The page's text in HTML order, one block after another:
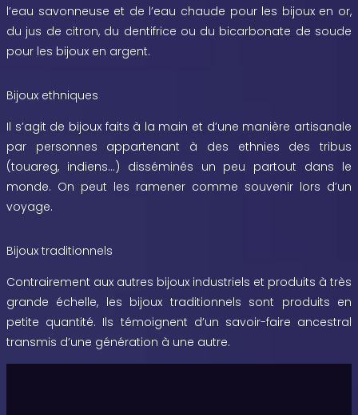
l’eau savonneuse et de l’eau chaude pour les bijoux en or,
du jus de citron, du dentifrice ou du bicarbonate de soude
pour les bijoux en argent.
Bijoux ethniques
Il s’agit de bijoux faits à la main et d’une manière artisanale
par personnes appartenant à des ethnies des tribus
(touareg, indiens…) disséminés un peu partout dans le
monde. On peut les ramener comme souvenir lors d’un
voyage.
Bijoux traditionnels
Contrairement aux autres bijoux industriels et produits à très
grande échelle, les bijoux traditionnels sont produits en
petite quantité. Ils témoignent d’un savoir-faire ancestral
transmis d’une génération à une autre.